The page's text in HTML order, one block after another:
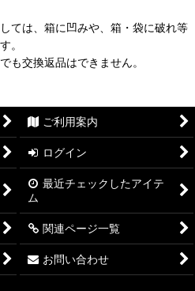
ては、箱に凹みや、箱・袋に破れ等
。
も交換返品はできません。
ご利用案内
ログイン
最近チェックしたアイテ
ム
関連ページ一覧
お問い合わせ